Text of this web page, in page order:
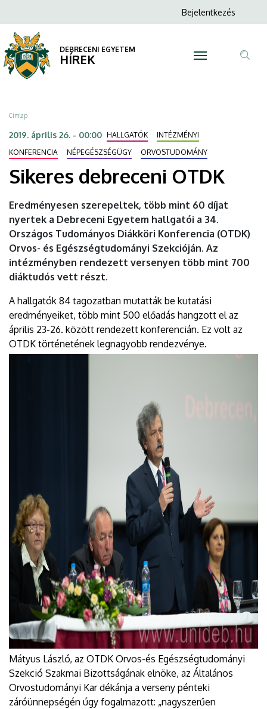
debreceni
OTDK
DEBRECENI
EGYETEM
a
tartalomra
Anonim
menüje
Bejelentkezés
DEBRECENI EGYETEM
HÍREK
Morzsa
Címlap
2019. április 26. - 00:00 HALLGATÓK
INTÉZMÉNYI
KONFERENCIA
NÉPEGÉSZSÉGÜGY ORVOSTUDOMÁNY
Sikeres debreceni OTDK
Eredményesen szerepeltek, több mint 60 díjat
nyertek a Debreceni Egyetem hallgatói a 34.
Országos Tudományos Diákköri Konferencia (OTDK)
Orvos- és Egészségtudományi Szekcióján. Az
intézményben rendezett versenyen több mint 700
diáktudós vett részt.
A hallgatók 84 tagozatban mutatták be kutatási
eredményeiket, több mint 500 előadás hangzott el az
április 23-26. között rendezett konferencián. Ez volt az
OTDK történetének legnagyobb rendezvénye.
Mátyus László, az OTDK Orvos-és Egészségtudományi
Szekció Szakmai Bizottságának elnöke, az Általános
Orvostudományi Kar dékánja a verseny pénteki
záróünnepségén úgy fogalmazott: „nagyszerűen